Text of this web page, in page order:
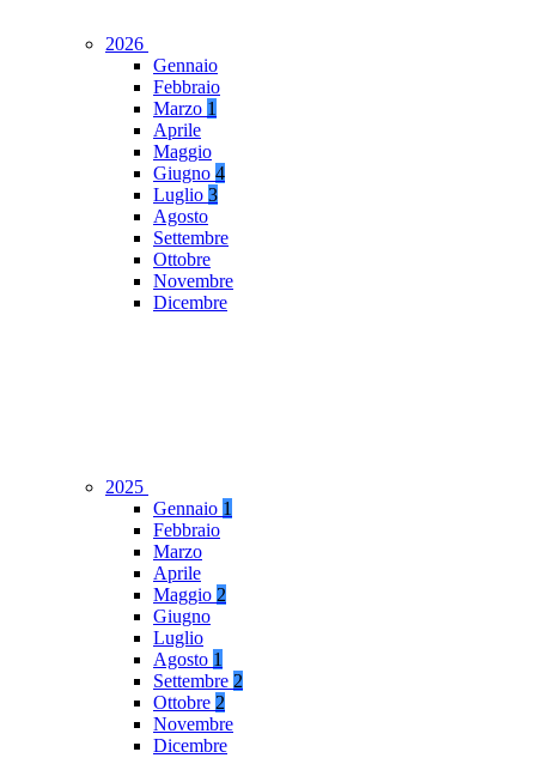
2026
Gennaio
Febbraio
Marzo 1
Aprile
Maggio
Giugno 4
Luglio 3
Agosto
Settembre
Ottobre
Novembre
Dicembre
2025
Gennaio 1
Febbraio
Marzo
Aprile
Maggio 2
Giugno
Luglio
Agosto 1
Settembre 2
Ottobre 2
Novembre
Dicembre